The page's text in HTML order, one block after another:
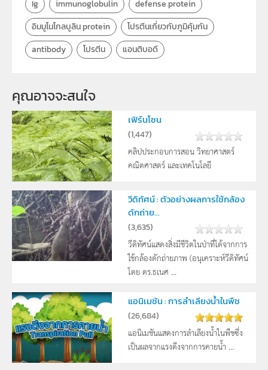
Ig immunoglobulin
defense protein
อิมมูโนโกลบูลิน protein
โปรตีนเกี่ยวกับภูมิคุ้มกัน
antibody
โปรตีน แอนติบอดี
คุณอาจจะสนใจ
เฟิร์นโชน
(1,447)
คลิปประกอบการสอน วิทยาศาสตร์
คณิตศาสตร์ และเทคโนโลยี
วีดิทัศน์ : ตัวอย่างผลการใช้กล้อง
ดักถ่าย...
(3,635)
วีดิทัศน์แสดงสิ่งมีชีวิตในป่าที่ได้จากการ
ใช้กล้องดักถ่ายภาพ (อนุเคราะห์วีดิทัศน์
โดย ดร.ธเนศ ...
แอนิเมชัน : การลำเลียงน้ำในพืช
(26,684)
แอนิเมชันแสดงการลำเลียงน้ำในพืชซึ่ง
เป็นผลจากแรงดึงจากการคายน้ำ ...